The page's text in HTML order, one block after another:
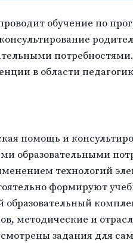
обучение по
в области
помощь и
образовательными
технологий
формируют
методические и
задания для